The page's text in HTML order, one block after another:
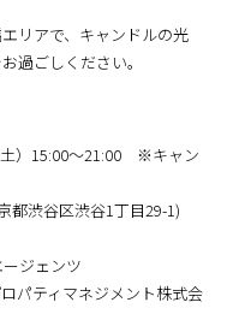
リアで、キャンドルの光
過ごしください。
土）15:00〜21:00 ※キャン
都渋谷区渋谷1丁目29-1)
ージェンツ
パティマネジメント株式会